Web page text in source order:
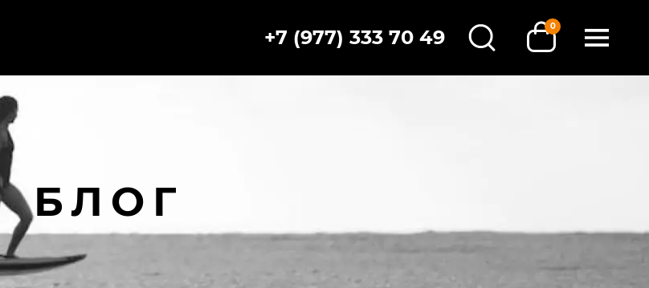
0
+7 (977) 333 70 49
БЛОГ